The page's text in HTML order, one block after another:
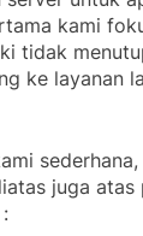
kami
tidak
ke layanan
juga atas